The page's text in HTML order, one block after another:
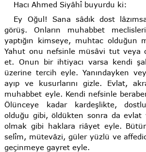
Hacı Ahmed Siyâhî buyurdu ki:
Ey Oğul! Sana sâdık dost
görüş. Onların muhabbet
yaptığın kimseye, muhtac olduğun
Yahut onu nefsinle müsâvi tut veya
et. Onun bir ihtiyacı varsa kendi
üzerine tercih eyle. Yanındayken
ayıp ve kusurlarını gizle. Evlat,
muhabbet eyle. Kendi nefsinle
Ölünceye kadar kardeşlikte,
olduğu gibi, öldükten sonra da evlat
olmak gibi haklara riâyet eyle.
selîm, mütevâzi, güler yüzlü ve
geçinmeye gayret eyle.